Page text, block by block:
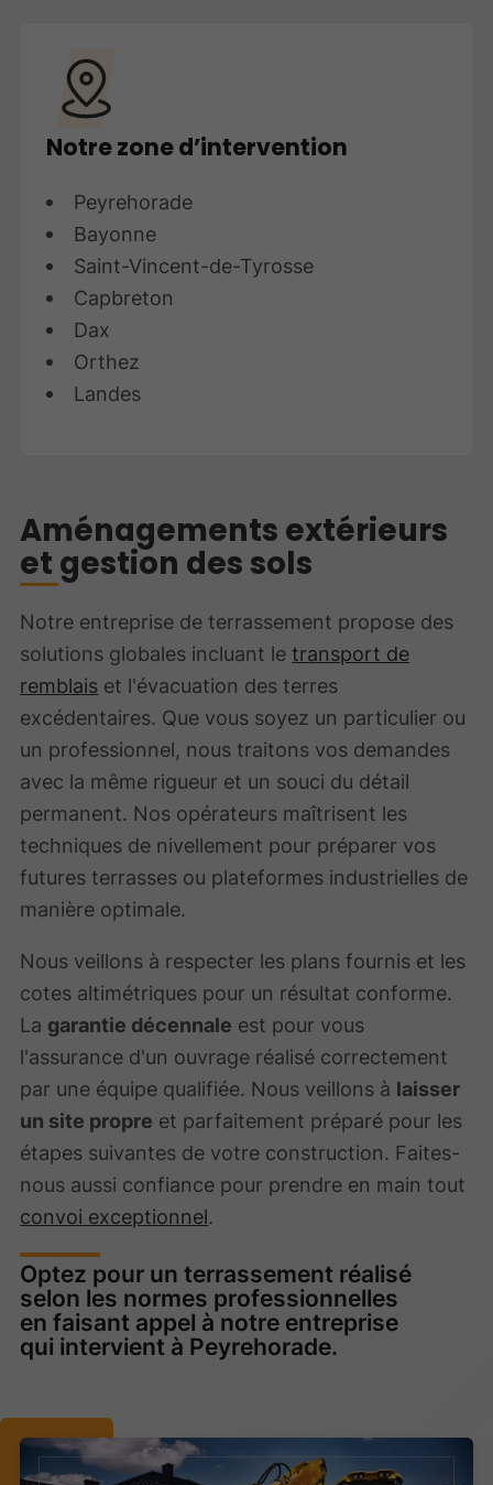
Notre zone d’intervention
Peyrehorade
Bayonne
Saint-Vincent-de-Tyrosse
Capbreton
Dax
Orthez
Landes
Aménagements extérieurs
et gestion des sols
Notre entreprise de terrassement propose des
solutions globales incluant letransport de
remblais et l'évacuation des terres
excédentaires. Que vous soyez un particulier ou
un professionnel, nous traitons vos demandes
avec la même rigueur et un souci du détail
permanent. Nos opérateurs maîtrisent les
techniques de nivellement pour préparer vos
futures terrasses ou plateformes industrielles de
manière optimale.
Nous veillons à respecter les plans fournis et les
cotes altimétriques pour un résultat conforme.
La garantie décennale est pour vous
l'assurance d'un ouvrage réalisé correctement
par une équipe qualifiée. Nous veillons à laisser
un site propre et parfaitement préparé pour les
étapes suivantes de votre construction. Faites-
nous aussi confiance pour prendre en main tout
convoi exceptionnel.
Optez pour un terrassement réalisé
selon les normes professionnelles
en faisant appel à notre entreprise
qui intervient à Peyrehorade.